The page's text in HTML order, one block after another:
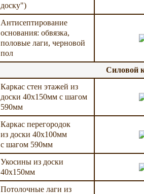
доску")
Антисептирование
основания: обвязка,
половые лаги, черновой
пол
Силовой
Каркас стен этажей из
доски 40х150мм с шагом
590мм
Каркас перегородок
из доски 40х100мм
с шагом 590мм
Укосины из доски
40х150мм
Потолочные лаги из